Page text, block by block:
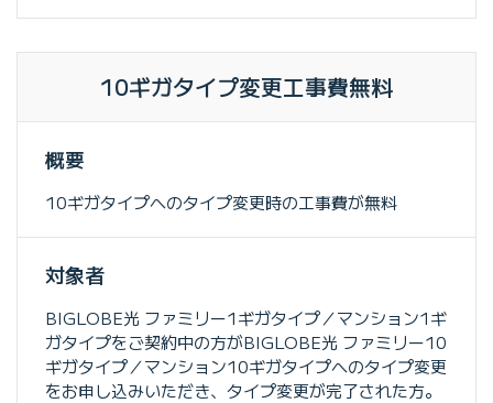
10ギガタイプ変更工事費無料
概要
10ギガタイプへのタイプ変更時の工事費が無料
対象者
BIGLOBE光 ファミリー1ギガタイプ／マンション1ギ
ガタイプをご契約中の方がBIGLOBE光 ファミリー10
ギガタイプ／マンション10ギガタイプへのタイプ変更
をお申し込みいただき、タイプ変更が完了された方。